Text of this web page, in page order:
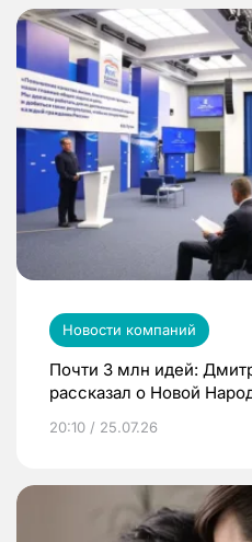
Новости компаний
Почти 3 млн идей:
рассказал о Новой
20:10 / 25.07.26